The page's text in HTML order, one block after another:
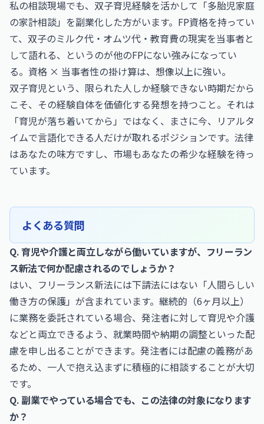
私の相談現場でも、双子育児経験を活かして「多胎児家庭
の家計相談」を副業化した方がいます。FP資格を持ってい
て、双子のミルク代・オムツ代・教育費の現実を当事者と
して語れる、というのが他のFPにない強みになってい
る。資格 × 当事者性の掛け算は、想像以上に強い。
双子育児という、限られた人しか経験できない時期だから
こそ、その経験自体を価値化する発想を持つこと。それは
「育児が落ち着いてから」ではなく、まさに今、リアルタ
イムで言語化できる人だけが取れるポジションです。法律
はあなたの味方ですし、市場もあなたの希少な経験を待っ
ています。
よくある質問
Q. 育児や介護と両立しながら働いていますが、フリーラン
ス新法で何か配慮されるのでしょうか？
はい、フリーランス新法には下請法にはない「人間らしい
働き方の保護」が含まれています。継続的（6ヶ月以上）
に業務を委託されている場合、発注者に対して育児や介護
などと両立できるよう、就業時間や納期の調整といった配
慮を申し出ることができます。発注者には配慮の義務があ
るため、一人で抱え込まずに積極的に相談することが大切
です。
Q. 副業でやっている場合でも、この法律の対象になります
か？